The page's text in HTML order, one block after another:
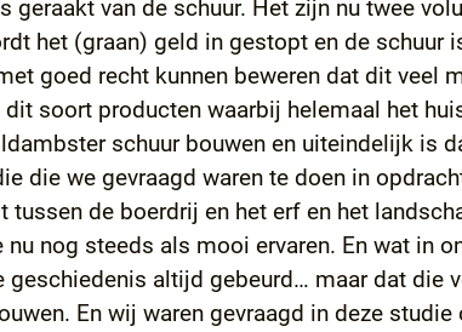
van de schuur. Het zijn nu twee
het (graan) geld in gestopt en de schuur
goed recht kunnen beweren dat dit
soort producten waarbij helemaal het
schuur bouwen en uiteindelijk is
die we gevraagd waren te doen in
de boerdrij en het erf en het
nog steeds als mooi ervaren. En wat in
altijd gebeurd… maar dat
En wij waren gevraagd in deze